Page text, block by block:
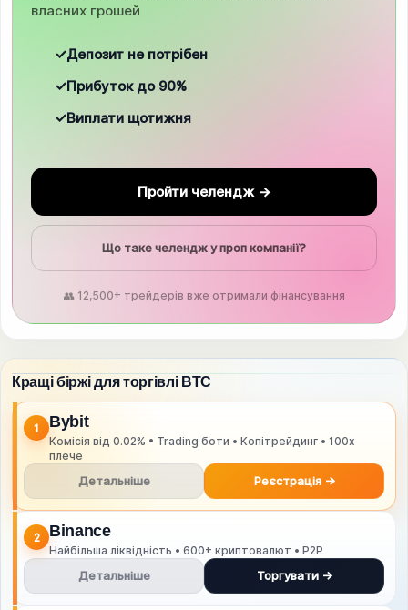
власних грошей
✓Депозит не потрібен
✓Прибуток до 90%
✓Виплати щотижня
Пройти челендж →
Що таке челендж у проп компанії?
👥 12,500+ трейдерів вже отримали фінансування
Кращі біржі для торгівлі BTC
1 Bybit
Комісія від 0.02% • Trading боти • Копітрейдинг • 100x
плече
Детальніше Реєстрація →
2 Binance
Найбільша ліквідність • 600+ криптовалют • P2P
Детальніше Торгувати →